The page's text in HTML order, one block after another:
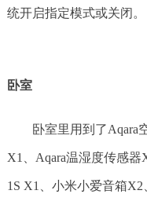
统开启指定模式或关闭。
卧室
卧室里用到了Aqara
X1、Aqara温湿度传感
1S X1、小米小爱音箱X2